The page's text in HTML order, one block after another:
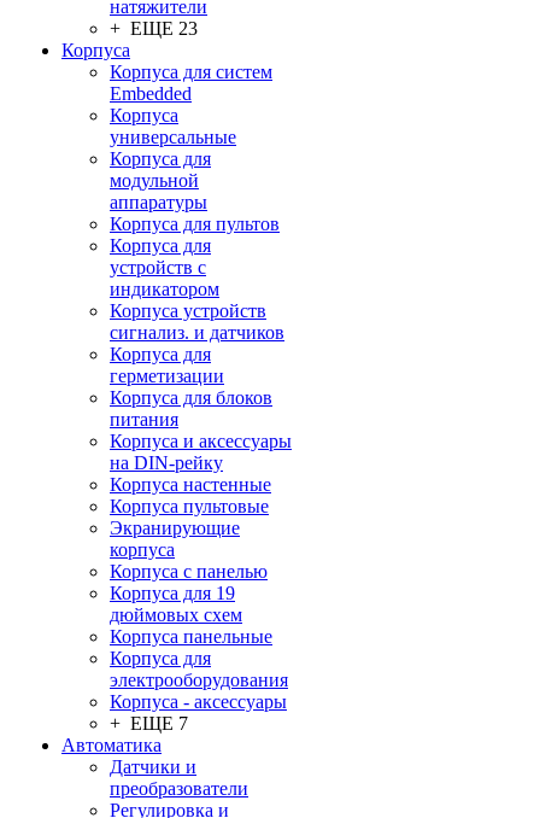
натяжители
+ ЕЩЕ 23
Корпуса
Корпуса для систем
Embedded
Корпуса
универсальные
Корпуса для
модульной
аппаратуры
Корпуса для пультов
Корпуса для
устройств с
индикатором
Корпуса устройств
сигнализ. и датчиков
Корпуса для
герметизации
Корпуса для блоков
питания
Корпуса и аксессуары
на DIN-рейку
Корпуса настенные
Корпуса пультовые
Экранирующие
корпуса
Корпуса с панелью
Корпуса для 19
дюймовых схем
Корпуса панельные
Корпуса для
электрооборудования
Корпуса - аксессуары
+ ЕЩЕ 7
Автоматика
Датчики и
преобразователи
Регулировка и